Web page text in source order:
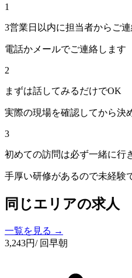
1
3営業日以内に担当者からご
電話かメールでご連絡します
2
まずは話してみるだけでOK
実際の現場を確認してから決
3
初めての訪問は必ず一緒に行
手厚い研修があるので未経験
同じエリアの求人
一覧を見る →
3,243円/ 回早朝